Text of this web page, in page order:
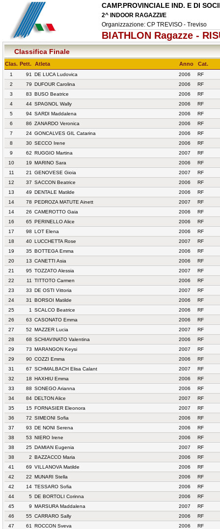
CAMP.PROVINCIALE IND. E DI
2^ INDOOR RAGAZZI/E
Organizzazione: CP TREVISO - Treviso
BIATHLON Ragazze -
Classifica Finale
Clas. Pett. Atleta Anno Cat.
1 91 DE LUCA Ludovica 2006
RF
2
79 DUFOUR Carolina 2006
RF
3
83 BUSO Beatrice 2006
RF
4
44 SPAGNOL Wally 2006
RF
5
94 SARDI Maddalena 2006
RF
6
86 ZANARDO Veronica 2006
RF
7
24 GONCALVES GIL Catarina 2006
RF
8
30 SECCO Irene 2006
RF
9
62 RUGGIO Martina 2007
RF
10
19 MARINO Sara 2006
RF
11
21 GENOVESE Gioia 2007
RF
12
37 SACCON Beatrice 2006
RF
13
49 DENTALE Matilde 2006
RF
14
78 PEDROZA MATUTE Ainett 2007
RF
14
26 CAMEROTTO Gaia 2006
RF
16
65 PERINELLO Alice 2006
RF
17
98 LOT Elena 2006
RF
18
40 LUCCHETTA Rose 2007
RF
19
35 BOTTEGA Emma 2006
RF
20
13 CANETTI Asia 2006
RF
21
95 TOZZATO Alessia 2007
RF
22
11 TITTOTO Carmen 2006
RF
23
33 DE OSTI Vittoria 2007
RF
24
31 BORSOI Matilde 2006
RF
25
1 SCALCO Beatrice 2006
RF
26
63 CASONATO Emma 2006
RF
27
52 MAZZER Lucia 2007
RF
28
68 SCHIAVINATO Valentina 2006
RF
29
73 MARANGON Keysi 2007
RF
29
90 COZZI Emma 2006
RF
31
67 SCHMALBACH Elisa Calant 2007
RF
32
18 HAXHIU Emma 2006
RF
33
88 SONEGO Arianna 2006
RF
34
84 DELTON Alice 2007
RF
35
15 FORNASIER Eleonora 2007
RF
36
72 SIMEONI Sofia 2006
RF
37
93 DE NONI Serena 2006
RF
38
53 NIERO Irene 2006
RF
38
25 DAMIAN Eugenia 2007
RF
38
2 BAZZACCO Maria 2006
RF
41
69 VILLANOVA Matilde 2006
RF
42
22 MUNARI Stella 2006
RF
42
14 TESSARO Sofia 2006
RF
44
5 DE BORTOLI Corinna 2006
RF
45
9 MARSURA Maddalena 2007
RF
46
55 CARRARO Sally 2006
RF
47
61 ROCCON Sveva 2006
RF